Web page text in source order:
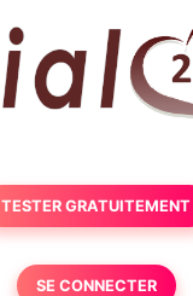
TESTER GRATUITEMENT
SE CONNECTER